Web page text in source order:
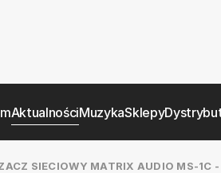
AktualnościMuzykaSklepy
SIECIOWY MATRIX AUDIO MS-1C